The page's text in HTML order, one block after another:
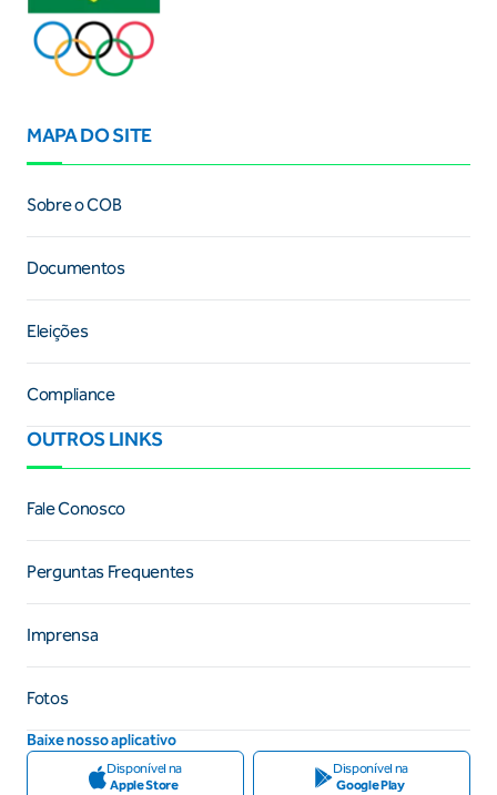
MAPA DO SITE
Sobre o COB
Documentos
Eleições
Compliance
OUTROS LINKS
Fale Conosco
Perguntas Frequentes
Imprensa
Fotos
Baixe nosso aplicativo
Disponível na
Apple Store
Disponível na
Google Play